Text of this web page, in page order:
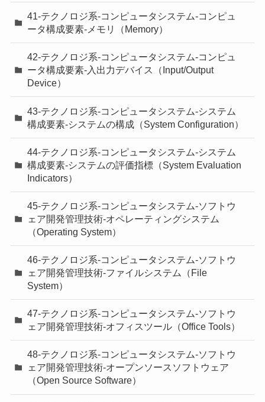
41-テクノロジ系-コンピュータシステム-コンピュ
ータ構成要素-メモリ（Memory）
42-テクノロジ系-コンピュータシステム-コンピュ
ータ構成要素-入出力デバイス（Input/Output
Device）
43-テクノロジ系-コンピュータシステム-システム
構成要素-システムの構成（System Configuration）
44-テクノロジ系-コンピュータシステム-システム
構成要素-システムの評価指標（System Evaluation
Indicators）
45-テクノロジ系-コンピュータシステム-ソフトウ
ェア開発管理技術-オペレーティングシステム
（Operating System）
46-テクノロジ系-コンピュータシステム-ソフトウ
ェア開発管理技術-ファイルシステム（File
System）
47-テクノロジ系-コンピュータシステム-ソフトウ
ェア開発管理技術-オフィスツール（Office Tools）
48-テクノロジ系-コンピュータシステム-ソフトウ
ェア開発管理技術-オープンソースソフトウェア
（Open Source Software）